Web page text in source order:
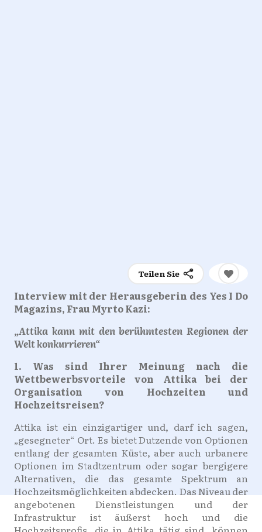
Teilen Sie
Interview mit der Herausgeberin des Yes I Do
Magazins, Frau Myrto Kazi:
„Attika kann mit den berühmtesten Regionen der
Welt konkurrieren“
1. Was sind Ihrer Meinung nach die
Wettbewerbsvorteile von Attika bei der
Organisation von Hochzeiten und
Hochzeitsreisen?
Attika ist ein einzigartiger und, darf ich sagen,
„gesegneter“ Ort. Es bietet Dutzende von Optionen
entlang der gesamten Küste, aber auch urbanere
Optionen im Stadtzentrum oder sogar bergigere
Alternativen, die das gesamte Spektrum an
Hochzeitsmöglichkeiten abdecken. Das Niveau der
angebotenen Dienstleistungen und der
Infrastruktur ist äußerst hoch und die